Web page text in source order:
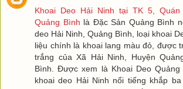
Khoai Deo Hải Ninh tại TK 5, Quán
Quảng Bình là Đặc Sản Quảng Bình
deo Hải Ninh, Quảng Bình, loại khoai
liệu chính là khoai lang màu đỏ, được
trắng của Xã Hải Ninh, Huyện
Bình. Được xem là Khoai Deo Quảng
khoai deo Hải Ninh nổi tiếng khắp